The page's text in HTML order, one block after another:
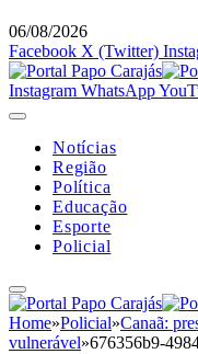
06/08/2026
Facebook X (Twitter)
Instagram WhatsApp
Notícias
Região
Política
Educação
Esporte
Policial
Home»Policial»Canaã:
vulnerável»676356b9-